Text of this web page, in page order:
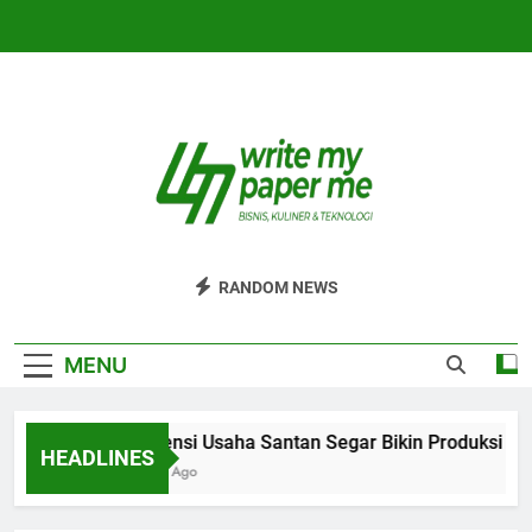
Bisnis, Kuliner, Teknologi
RANDOM NEWS
MENU
HEADLINES
Efisiensi Usaha Santan Segar Bikin Produksi
4 Hari Ago